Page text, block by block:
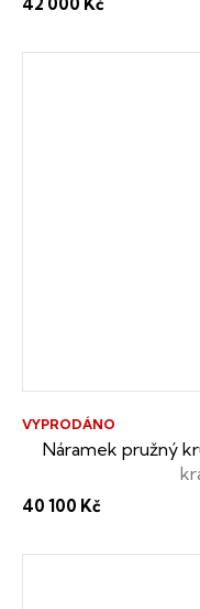
42 000 Kč
Náramek pružný
VYPRODÁNO
40 100 Kč